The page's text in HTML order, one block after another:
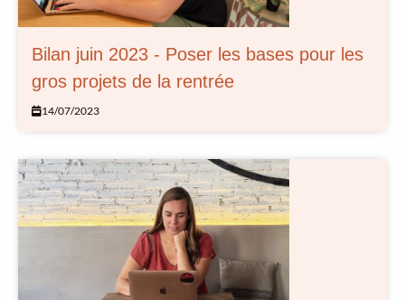
Bilan juin 2023 - Poser les bases pour les
gros projets de la rentrée
14/07/2023